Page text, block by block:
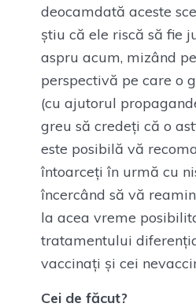
deocamdată aceste
știu că ele riscă să fie
aspru acum, mizând
perspectivă pe care o
(cu ajutorul
greu să credeți că o
este posibilă vă
întoarceți în urmă cu
încercând să vă
la acea vreme
tratamentului
vaccinați și cei
Cei de făcut?